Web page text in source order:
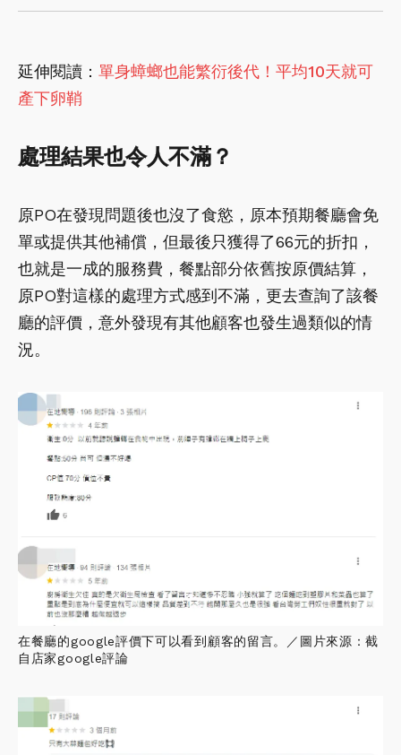
延伸閱讀： 單身蟑螂也能繁衍後代！平均10天就可
產下卵鞘
處理結果也令人不滿？
原PO在發現問題後也沒了食慾，原本預期餐廳會免
單或提供其他補償，但最後只獲得了66元的折扣，
也就是一成的服務費，餐點部分依舊按原價結算，
原PO對這樣的處理方式感到不滿，更去查詢了該餐
廳的評價，意外發現有其他顧客也發生過類似的情
況。
在餐廳的google評價下可以看到顧客的留言。／圖片來源：截
自店家google評論